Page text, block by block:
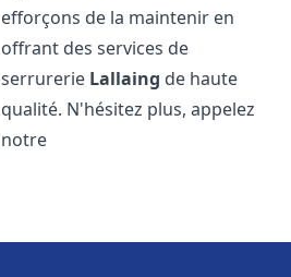
efforçons de la maintenir en
offrant des services de
serrurerie Lallaing de haute
qualité. N'hésitez plus, appelez
notre